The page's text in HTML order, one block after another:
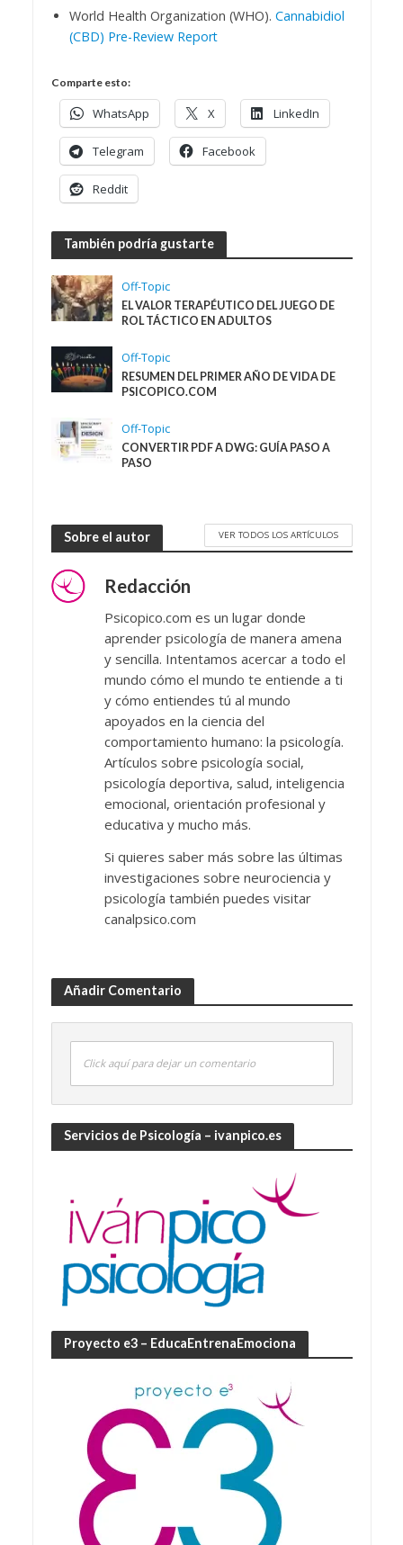
World Health Organization (WHO). Cannabidiol
(CBD) Pre-Review Report
Comparte esto:
WhatsApp X LinkedIn
Telegram Facebook
Reddit
También podría gustarte
Off-Topic
EL VALOR TERAPÉUTICO DEL JUEGO DE
ROL TÁCTICO EN ADULTOS
Off-Topic
RESUMEN DEL PRIMER AÑO DE VIDA DE
PSICOPICO.COM
Off-Topic
CONVERTIR PDF A DWG: GUÍA PASO A
PASO
Sobre el autor VER TODOS LOS ARTÍCULOS
Redacción
Psicopico.com es un lugar donde
aprender psicología de manera amena
y sencilla. Intentamos acercar a todo el
mundo cómo el mundo te entiende a ti
y cómo entiendes tú al mundo
apoyados en la ciencia del
comportamiento humano: la psicología.
Artículos sobre psicología social,
psicología deportiva, salud, inteligencia
emocional, orientación profesional y
educativa y mucho más.
Si quieres saber más sobre las últimas
investigaciones sobre neurociencia y
psicología también puedes visitar
canalpsico.com
Añadir Comentario
Click aquí para dejar un comentario
Servicios de Psicología – ivanpico.es
Proyecto e3 – EducaEntrenaEmociona